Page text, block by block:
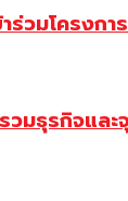
วมโครงก
มธุรกิจแ